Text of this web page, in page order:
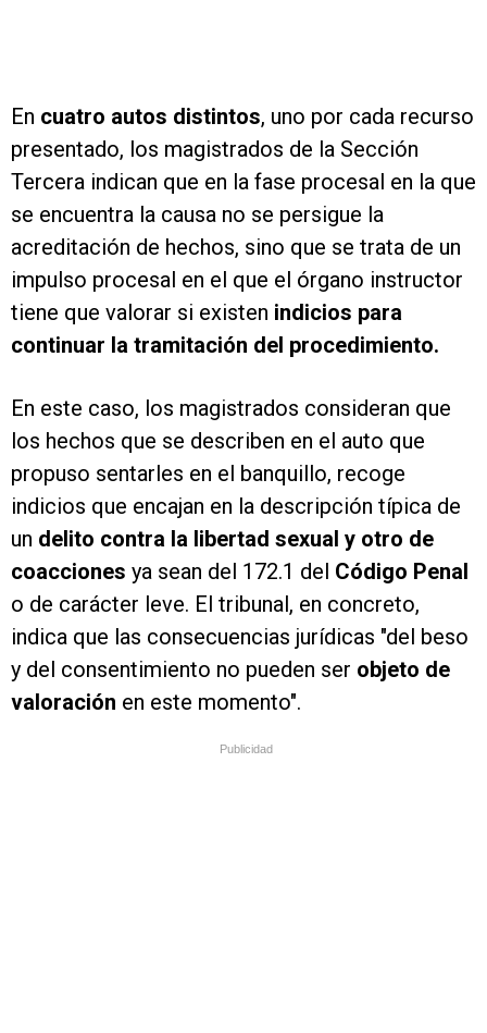
En cuatro autos distintos, uno por cada recurso
presentado, los magistrados de la Sección
Tercera indican que en la fase procesal en la que
se encuentra la causa no se persigue la
acreditación de hechos, sino que se trata de un
impulso procesal en el que el órgano instructor
tiene que valorar si existen indicios para
continuar la tramitación del procedimiento.
En este caso, los magistrados consideran que
los hechos que se describen en el auto que
propuso sentarles en el banquillo, recoge
indicios que encajan en la descripción típica de
un delito contra la libertad sexual y otro de
coacciones ya sean del 172.1 del Código Penal
o de carácter leve. El tribunal, en concreto,
indica que las consecuencias jurídicas "del beso
y del consentimiento no pueden ser objeto de
valoración en este momento".
Publicidad